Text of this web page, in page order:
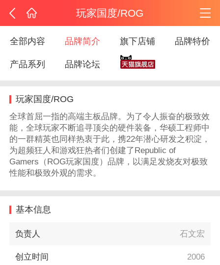
玩家国度/ROG
全部内容 品牌简介 旗下店铺 品牌特价
产品系列 品牌论坛
玩家国度/ROG
全球首屈一指的高端主板品牌。为了令人振奋的极致效
能，全球玩家不断追寻顶尖的硬件装备，华硕工程师中
的一群精英也同样热衷于此，携22年潜心研发之积淀，
为超频狂人和游戏狂热者们创建了Republic of
Gamers（ROG玩家国度）品牌，以满足发烧友对极致
性能和极致外观的需求。
基本信息
负责人 石文宏
创立时间 2006